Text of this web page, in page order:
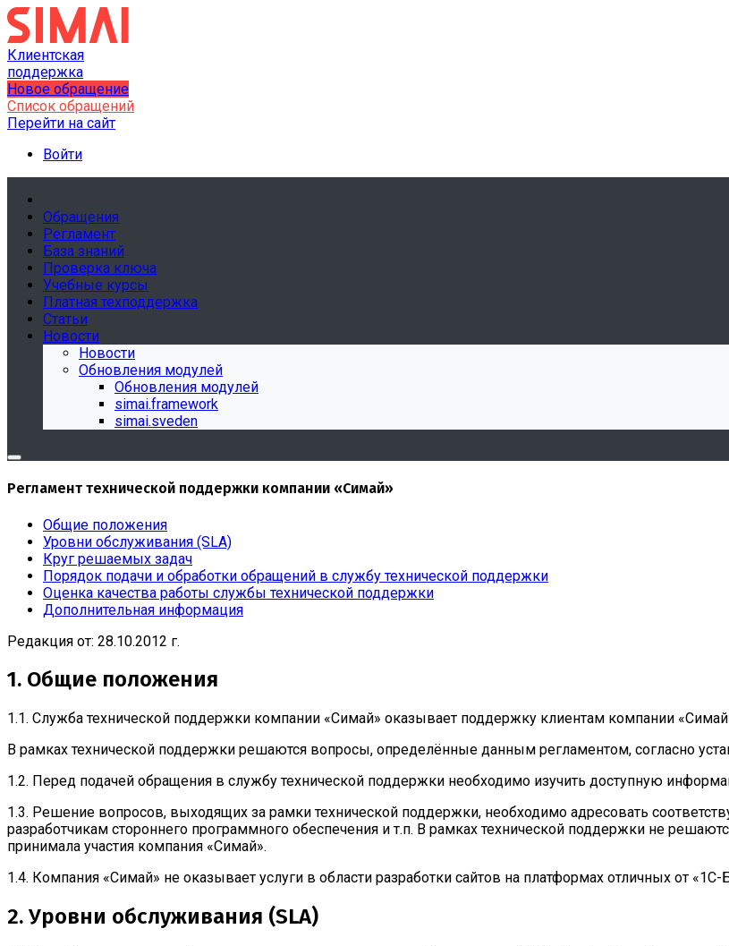
Клиентская
поддержка
Новое обращение
Список обращений
Перейти на сайт
Войти
Обращения
Регламент
База знаний
Проверка ключа
Учебные курсы
Платная техподдержка
Статьи
Новости
Новости
Обновления модулей
Обновления модулей
simai.framework
simai.sveden
Регламент технической поддержки компании «Симай»
Общие положения
Уровни обслуживания (SLA)
Круг решаемых задач
Порядок подачи и обработки обращений в службу технической поддержки
Оценка качества работы службы технической поддержки
Дополнительная информация
Редакция от: 28.10.2012 г.
1. Общие положения
1.1. Служба технической поддержки компании «Симай» оказывает поддержку клиентам компании
В рамках технической поддержки решаются вопросы, определённые данным регламентом, согласно
1.2. Перед подачей обращения в службу технической поддержки необходимо изучить доступную
1.3. Решение вопросов, выходящих за рамки технической поддержки, необходимо адресовать
разработчикам стороннего программного обеспечения и т.п. В рамках технической поддержки не
принимала участия компания «Симай».
1.4. Компания «Симай» не оказывает услуги в области разработки сайтов на платформах отличных от
2. Уровни обслуживания (SLA)